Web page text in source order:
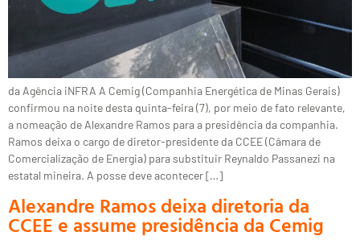
da Agência iNFRA A Cemig (Companhia Energética de Minas Gerais)
confirmou na noite desta quinta-feira (7), por meio de fato relevante,
a nomeação de Alexandre Ramos para a presidência da companhia.
Ramos deixa o cargo de diretor-presidente da CCEE (Câmara de
Comercialização de Energia) para substituir Reynaldo Passanezi na
estatal mineira. A posse deve acontecer […]
Alexandre Ramos deixa diretoria da
CCEE e assume presidência da Cemig